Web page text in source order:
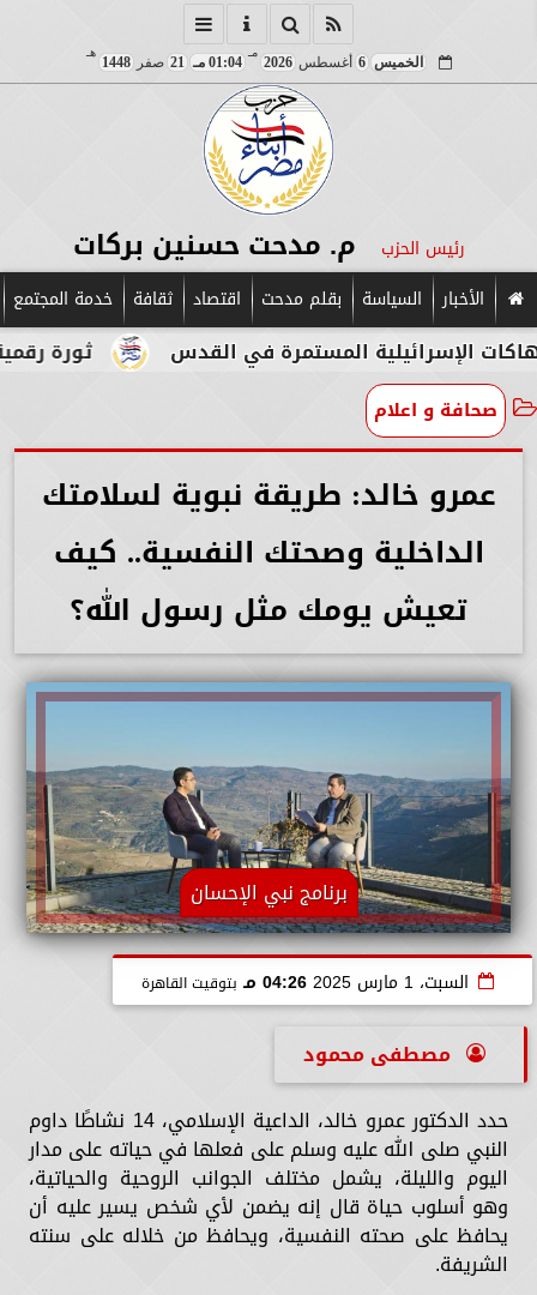
الخميس 6 أغسطس2026
مـ
01:04 مـ 21 صفر1448
هـ
رئيس الحزب م. مدحت حسنين بركات
الأخبار السياسة بقلم مدحت اقتصاد ثقافة خدمة المجتمع
ثورة رقمية في قلب المستمرة في القدس
صحافة و اعلام
عمرو خالد: طريقة نبوية لسلامتك
الداخلية وصحتك النفسية.. كيف
تعيش يومك مثل رسول الله؟
برنامج نبي الإحسان
السبت، 1 مارس 2025 04:26 مـ بتوقيت القاهرة
مصطفى محمود
حدد الدكتور عمرو خالد، الداعية الإسلامي، 14 نشاطًا داوم
النبي صلى الله عليه وسلم على فعلها في حياته على مدار
اليوم والليلة، يشمل مختلف الجوانب الروحية والحياتية،
وهو أسلوب حياة قال إنه يضمن لأي شخص يسير عليه أن
يحافظ على صحته النفسية، ويحافظ من خلاله على سنته
الشريفة.